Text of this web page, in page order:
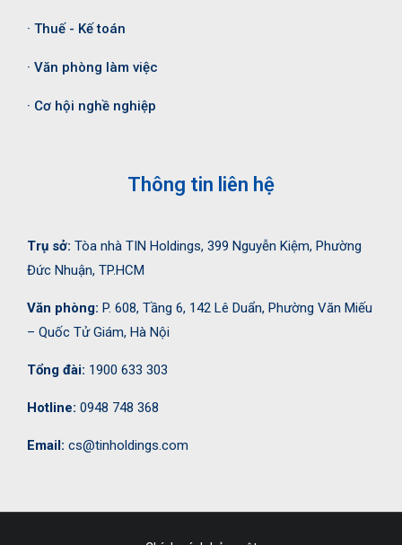
· Thuế - Kế toán
· Văn phòng làm việc
· Cơ hội nghề nghiệp
Thông tin liên hệ
Trụ sở: Tòa nhà TIN Holdings, 399 Nguyễn Kiệm, Phường
Đức Nhuận, TP.HCM
Văn phòng: P. 608, Tầng 6, 142 Lê Duẩn, Phường Văn Miếu
– Quốc Tử Giám, Hà Nội
Tổng đài: 1900 633 303
Hotline: 0948 748 368
Email: cs@tinholdings.com